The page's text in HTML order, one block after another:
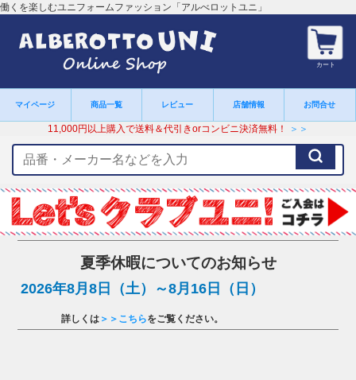
働くを楽しむユニフォームファッション「アルべロットユニ」
カート
マイページ 商品一覧 レビュー 店舗情報 お問合せ
11,000円以上購入で送料＆代引きorコンビニ決済無料！ ＞＞
ー
ワ
ー
ド
夏季休暇についてのお知らせ
2026年8月8日（土）～8月16日（日）
詳しくは ＞＞こちらをご覧ください。